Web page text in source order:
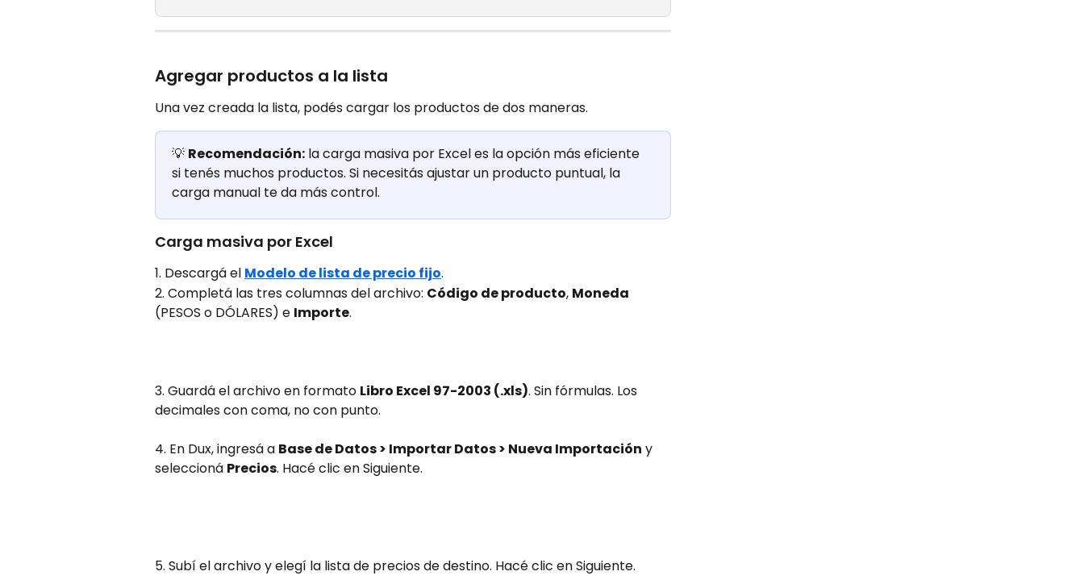
Agregar productos a la lista
Una vez creada la lista, podés cargar los productos de dos maneras.
💡 Recomendación: la carga masiva por Excel es la opción más eficiente
si tenés muchos productos. Si necesitás ajustar un producto puntual, la
carga manual te da más control.
Carga masiva por Excel
1. Descargá el Modelo de lista de precio fijo.
2. Completá las tres columnas del archivo: Código de producto, Moneda
(PESOS o DÓLARES) e Importe.
3. Guardá el archivo en formato Libro Excel 97-2003 (.xls). Sin fórmulas. Los
decimales con coma, no con punto.
4. En Dux, ingresá a Base de Datos > Importar Datos > Nueva Importación y
seleccioná Precios. Hacé clic en Siguiente.
5. Subí el archivo y elegí la lista de precios de destino. Hacé clic en Siguiente.